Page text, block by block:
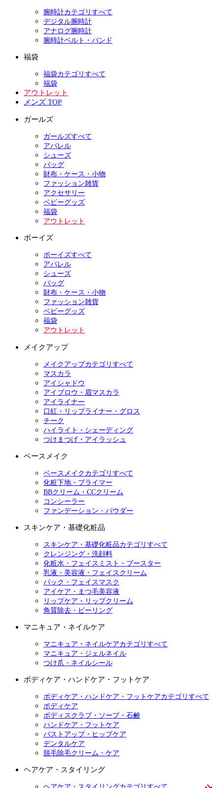
腕時計カテゴリすべて
デジタル腕時計
アナログ腕時計
腕時計ベルト・バンド
福袋
福袋カテゴリすべて
福袋
アウトレット
メンズ TOP
ガールズ
ガールズすべて
アパレル
シューズ
バッグ
財布・ケース・小物
ファッション雑貨
アクセサリー
ベビーグッズ
福袋
アウトレット
ボーイズ
ボーイズすべて
アパレル
シューズ
バッグ
財布・ケース・小物
ファッション雑貨
ベビーグッズ
福袋
アウトレット
メイクアップ
メイクアップカテゴリすべて
マスカラ
アイシャドウ
アイブロウ・眉マスカラ
アイライナー
口紅・リップライナー・グロス
チーク
ハイライト・シェーディング
つけまつげ・アイラッシュ
ベースメイク
ベースメイクカテゴリすべて
化粧下地・プライマー
BBクリーム・CCクリーム
コンシーラー
ファンデーション・パウダー
スキンケア・基礎化粧品
スキンケア・基礎化粧品カテゴリすべて
クレンジング・洗顔料
化粧水・フェイスミスト・ブースター
乳液・美容液・フェイスクリーム
パック・フェイスマスク
アイケア・まつ毛美容液
リップケア・リップクリーム
角質除去・ピーリング
マニキュア・ネイルケア
マニキュア・ネイルケアカテゴリすべて
マニキュア・ジェルネイル
つけ爪・ネイルシール
ボディケア・ハンドケア・フットケア
ボディケア・ハンドケア・フットケアカテゴリすべて
ボディケア
ボディスクラブ・ソープ・石鹸
ハンドケア・フットケア
バストアップ・ヒップケア
デンタルケア
脱毛除毛クリーム・ケア
ヘアケア・スタイリング